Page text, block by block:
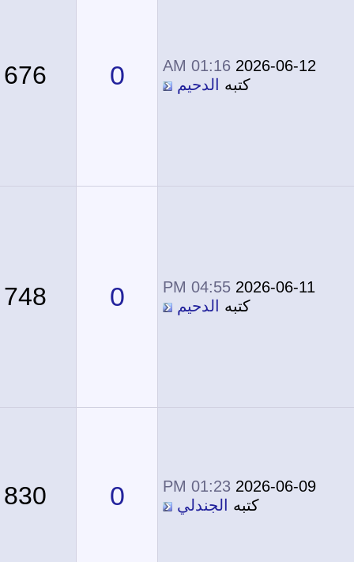
2026-06-12
01:16 AM
كتبهالدحيم 676
2026-06-11
04:55 PM
كتبهالدحيم 748
2026-06-09
01:23 PM
كتبهالجندلي 830